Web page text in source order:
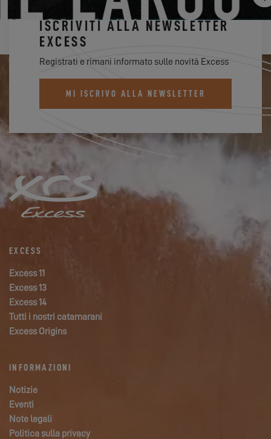
ISCRIVITI ALLA NEWSLETTER
EXCESS
Registrati e rimani informato sulle novità Excess
MI ISCRIVO ALLA NEWSLETTER
EXCESS
Excess 11
Excess 13
Excess 14
Tutti i nostri catamarani
Excess Origins
INFORMAZIONI
Notizie
Eventi
Note legali
Politica sulla privacy